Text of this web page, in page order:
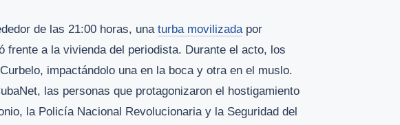
de las 21:00 horas, una turba movilizadapor
frente a la vivienda del periodista. Durante el acto, los
impactándolo una en la boca y otra en el muslo.
las personas que protagonizaron el hostigamiento
la Policía Nacional Revolucionaria y la Seguridad del